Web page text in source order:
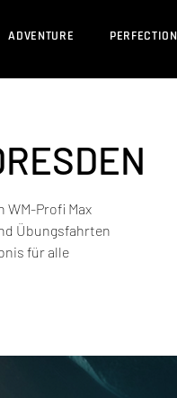
ADVENTURE PERFECTION
WM-Profi Max
Übungsfahrten
für alle